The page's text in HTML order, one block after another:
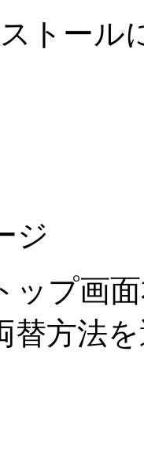
トール
ジ
ップ画
替方法